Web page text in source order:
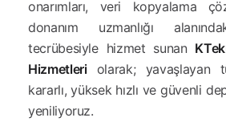
onarımları, veri kopyalama
donanım uzmanlığı
tecrübesiyle hizmet sunan
Hizmetleriolarak; yavaşlayan
kararlı, yüksek hızlı ve güvenli
yeniliyoruz.